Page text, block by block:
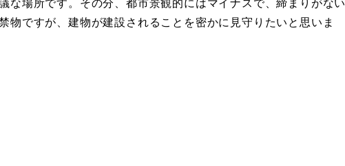
な場所です。その分、都市景観的にはマイナスで、締まりがない
物ですが、建物が建設されることを密かに見守りたいと思いま